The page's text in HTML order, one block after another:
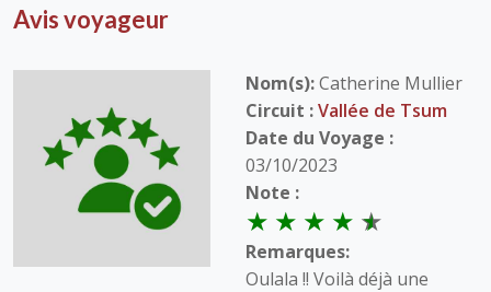
Avis voyageur
Nom(s):Catherine Mullier
Circuit :Vallée de Tsum
Date du Voyage :
03/10/2023
Note :
Remarques:
Oulala !! Voilà déjà une